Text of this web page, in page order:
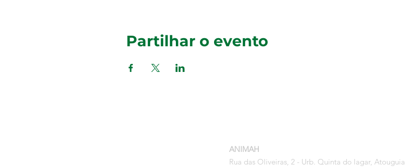
Partilhar o evento
ANIMAH
Rua das Oliveiras, 2 - Urb. Quinta do lagar, Atouguia